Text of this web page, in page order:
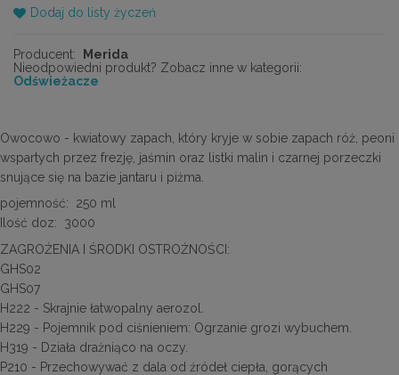
Dodaj do listy życzeń
Producent:
Merida
Nieodpowiedni produkt? Zobacz inne w kategorii:
Odświeżacze
Owocowo - kwiatowy zapach, który kryje w sobie zapach róż, peoni
wspartych przez frezję, jaśmin oraz listki malin i czarnej porzeczki
snujące się na bazie jantaru i piżma.
pojemność: 250 ml
Ilość doz: 3000
ZAGROŻENIA I ŚRODKI OSTROŻNOŚCI:
GHS02
GHS07
H222 - Skrajnie łatwopalny aerozol.
H229 - Pojemnik pod ciśnieniem: Ogrzanie grozi wybuchem.
H319 - Działa drażniąco na oczy.
P210 - Przechowywać z dala od źródeł ciepła, gorących